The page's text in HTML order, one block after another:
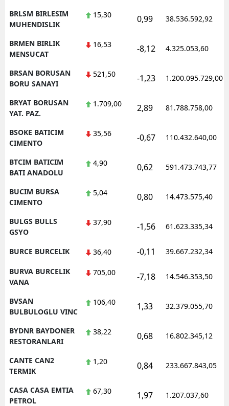
BRLSM BIRLESIM
MUHENDISLIK
15,30 0,99 38.536.592,92
BRMEN BIRLIK
MENSUCAT
16,53 -8,12 4.325.053,60
BRSAN BORUSAN
BORU SANAYI
521,50 -1,23 1.200.095.729,00
BRYAT BORUSAN
YAT. PAZ.
1.709,00 2,89 81.788.758,00
BSOKE BATICIM
CIMENTO
35,56 -0,67 110.432.640,00
BTCIM BATICIM
BATI ANADOLU
4,90 0,62 591.473.743,77
BUCIM BURSA
CIMENTO
5,04 0,80 14.473.575,40
BULGS BULLS
GSYO
37,90 -1,56 61.623.335,34
BURCE BURCELIK 36,40 -0,11 39.667.232,34
BURVA BURCELIK
VANA
705,00 -7,18 14.546.353,50
BVSAN
BULBULOGLU VINC
106,40 1,33 32.379.055,70
BYDNR BAYDONER
RESTORANLARI
38,22 0,68 16.802.345,12
CANTE CAN2
TERMIK
1,20 0,84 233.667.843,05
CASA CASA EMTIA
PETROL
67,30 1,97 1.207.037,60